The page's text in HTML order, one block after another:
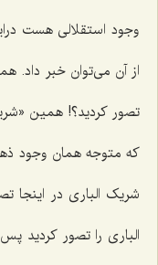
وجود استقلالى هست
از آن مى‌توان خبر داد.
تصور کردید؟! همین
که متوجه همان وجود
شریک البارى در
البارى را تصور کردید